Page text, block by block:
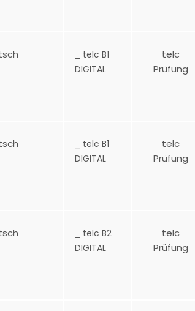
_ telc B1
DIGITAL
telc
Prüfung
_ telc B1
DIGITAL
telc
Prüfung
_ telc B2
DIGITAL
telc
Prüfung